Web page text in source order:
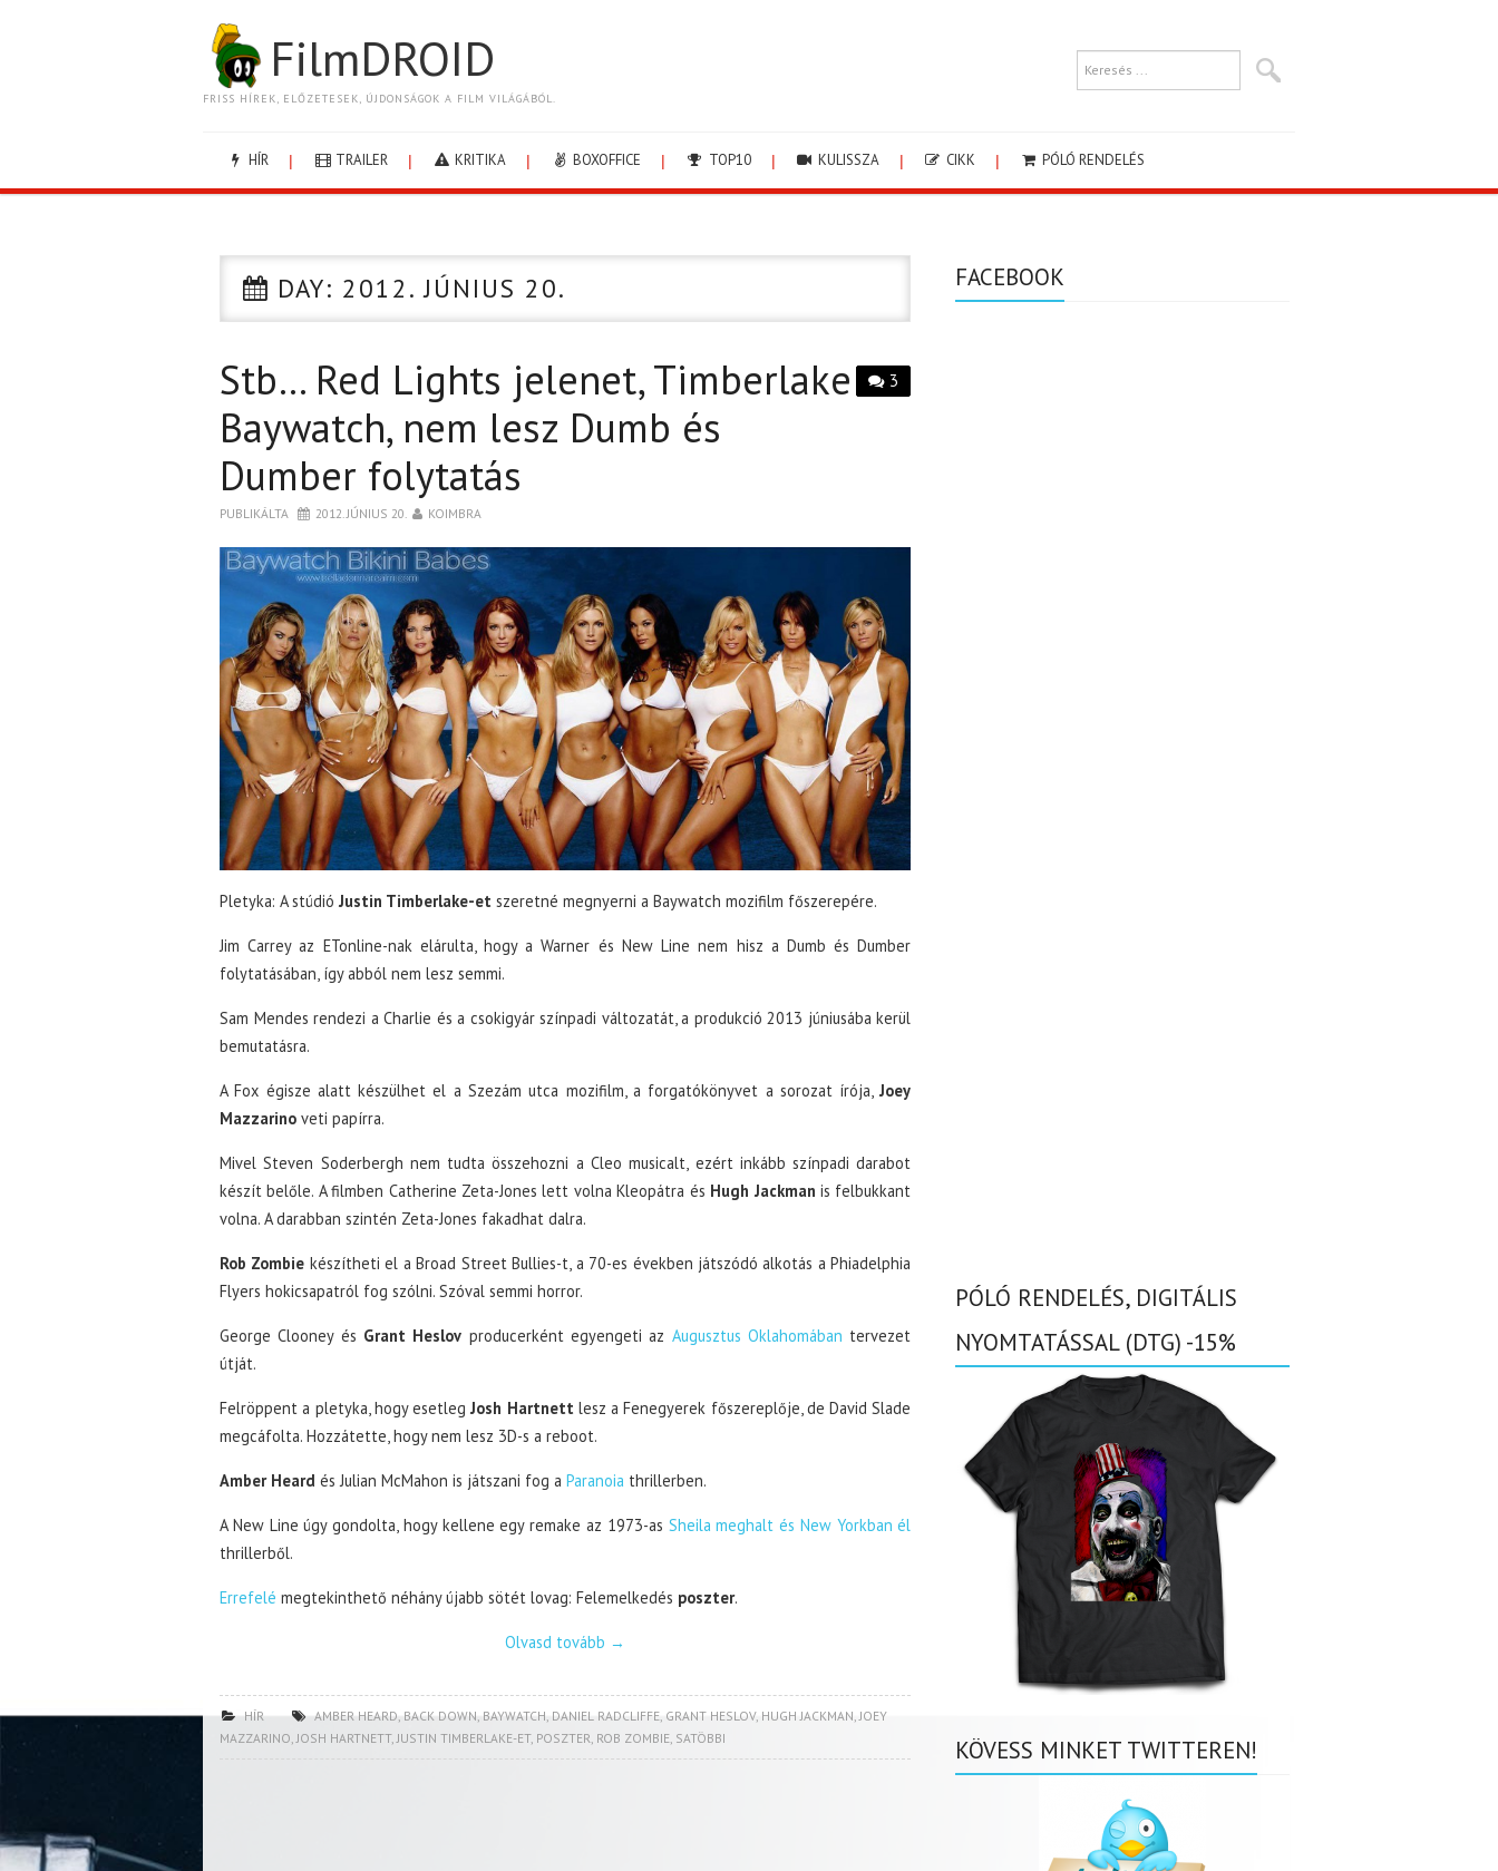
FilmDROID
FRISS HÍREK, ELŐZETESEK, ÚJDONSÁGOK A FILM VILÁGÁBÓL.
HÍR TRAILER KRITIKA BOXOFFICE TOP10 KULISSZA CIKK PÓLÓ RENDELÉS
DAY: 2012. JÚNIUS 20.
3
Stb… Red Lights jelenet, Timberlake
Baywatch, nem lesz Dumb és
Dumber folytatás
PUBLIKÁLTA 2012. JÚNIUS 20. KOIMBRA
Pletyka: A stúdió Justin Timberlake-et szeretné megnyerni a Baywatch mozifilm főszerepére.
Jim Carrey az ETonline-nak elárulta, hogy a Warner és New Line nem hisz a Dumb és Dumber
folytatásában, így abból nem lesz semmi.
Sam Mendes rendezi a Charlie és a csokigyár színpadi változatát, a produkció 2013 júniusába kerül
bemutatásra.
A Fox égisze alatt készülhet el a Szezám utca mozifilm, a forgatókönyvet a sorozat írója,Joey
Mazzarino veti papírra.
Mivel Steven Soderbergh nem tudta összehozni a Cleo musicalt, ezért inkább színpadi darabot
készít belőle. A filmben Catherine Zeta-Jones lett volna Kleopátra és Hugh Jackman is felbukkant
volna. A darabban szintén Zeta-Jones fakadhat dalra.
Rob Zombie készítheti el a Broad Street Bullies-t, a 70-es években játszódó alkotás a Phiadelphia
Flyers hokicsapatról fog szólni. Szóval semmi horror.
George Clooney és Grant Heslov producerként egyengeti az Augusztus Oklahomában tervezet
útját.
Felröppent a pletyka, hogy esetlegJosh Hartnett lesz a Fenegyerek főszereplője, de David Slade
megcáfolta. Hozzátette, hogy nem lesz 3D-s a reboot.
Amber Heard és Julian McMahon is játszani fog a Paranoia thrillerben.
A New Line úgy gondolta, hogy kellene egy remake az 1973-as Sheila meghalt és New Yorkban él
thrillerből.
Errefelé megtekinthető néhány újabb sötét lovag: Felemelkedés poszter.
Olvasd tovább →
HÍR AMBER HEARD BACK DOWN BAYWATCH DANIEL RADCLIFFE, GRANT HESLOV, HUGH JACKMAN JOEY
MAZZARINO JOSH HARTNETT, JUSTIN TIMBERLAKE-ET, POSZTER ROB ZOMBIE SATÖBBI
FACEBOOK
PÓLÓ RENDELÉS, DIGITÁLIS
NYOMTATÁSSAL (DTG) -15%
KÖVESS MINKET TWITTEREN!